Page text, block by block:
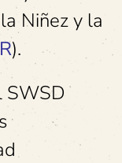
Niñez y la
).
SWSD